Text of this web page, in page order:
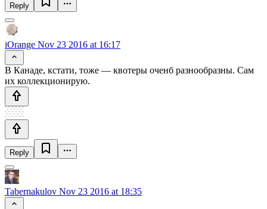
Reply
iOrange Nov 23 2016 at 16:17
В Канаде, кстати, тоже — квотеры оченб разнообразны. Сам
их коллекционирую.
Reply
Tabernakulov Nov 23 2016 at 18:35